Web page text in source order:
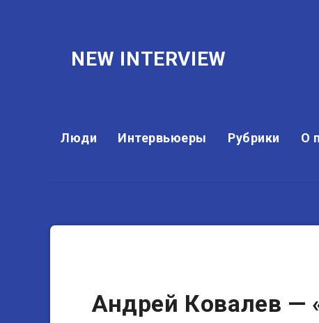
NEW INTERVIEW
Люди Интервьюеры Рубрики О
Предприниматели
Андрей Ковалев —